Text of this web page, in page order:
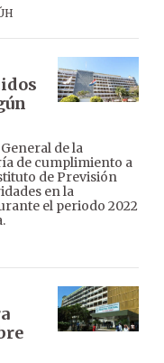
de la
de cumplimiento a
de Previsión
en la
el periodo 2022